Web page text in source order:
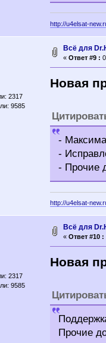
http://u4elsat-
2317
9585
Всё для
« Ответ #9 :
Новая
-
-
- Прочие
http://u4elsat-
2317
9585
Всё для
« Ответ #10 :
Новая
Прочие